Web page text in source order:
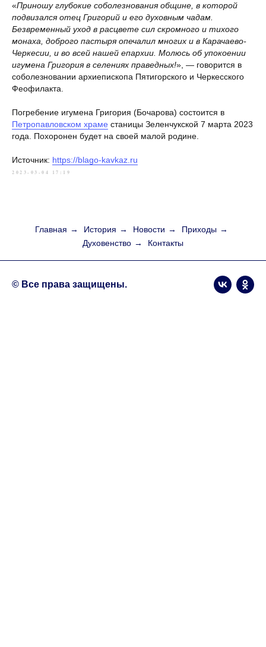
«Приношу глубокие соболезнования общине, в которой
подвизался отец Григорий и его духовным чадам.
Безвременный уход в расцвете сил скромного и тихого
монаха, доброго пастыря опечалил многих и в Карачаево-
Черкесии, и во всей нашей епархии. Молюсь об упокоении
игумена Григория в селениях праведных!», — говорится в
соболезновании архиепископа Пятигорского и Черкесского
Феофилакта.
Погребение игумена Григория (Бочарова) состоится в
Петропавловском храме станицы Зеленчукской 7 марта 2023
года. Похоронен будет на своей малой родине.
Источник: https://blago-kavkaz.ru
2023-03-04 17:19
Главная → История → Новости → Приходы →
Духовенство → Контакты
© Все права защищены.